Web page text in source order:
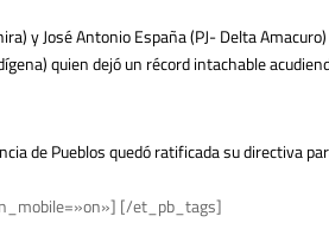
y José Antonio España (PJ- Delta
quien dejó un récord intachable
de Pueblos quedó ratificada su directiva
[/et_pb_tags]